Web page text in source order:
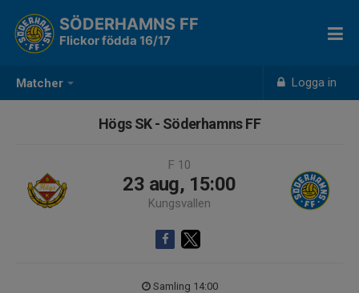
Matcher Logga in
SÖDERHAMNS FF
Flickor födda 16/17
Högs SK - Söderhamns FF
F 10
23 aug, 15:00
Kungsvallen
Samling 14:00